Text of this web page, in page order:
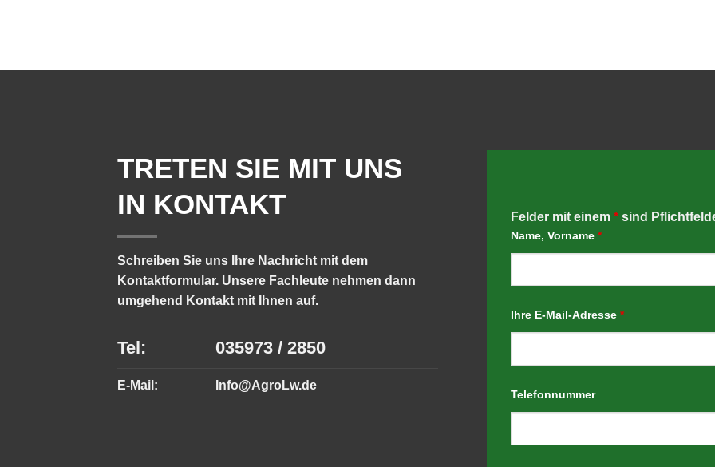
TRETEN SIE MIT UNS
IN KONTAKT
Schreiben Sie uns Ihre Nachricht mit dem
Kontaktformular. Unsere Fachleute nehmen dann
umgehend Kontakt mit Ihnen auf.
Tel: 035973 / 2850
E-Mail: Info@AgroLw.de
Felder mit einem *sind
Name, Vorname *
Ihre E-Mail-Adresse *
Telefonnummer